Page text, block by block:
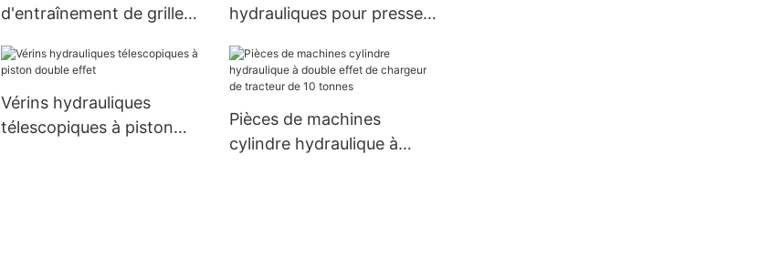
d'entraînement de grille
déchets
hydrauliques pour presses
Vérins hydrauliques
télescopiques à piston
Pièces de machines
cylindre hydraulique à